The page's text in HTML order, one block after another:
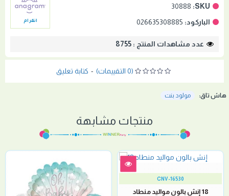
SKU:
30888
الباركود: 026635308885 انقرام
عدد مشاهدات المنتج : 8755
(0 التقييمات) - كتابة تعليق
هاش تاق: مولود بنت
منتجات مشابهة
CNV-16530
18 إنش بالون مواليد منطاد